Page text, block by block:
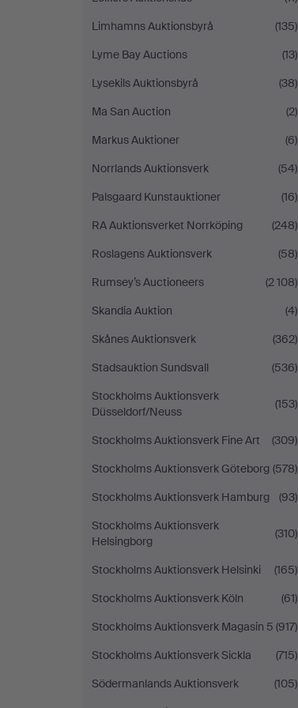
Limhamns Auktionsbyrå
(135)
Lyme Bay Auctions
(13)
Lysekils Auktionsbyrå
(38)
Ma San Auction
(2)
Markus Auktioner
(6)
Norrlands Auktionsverk
(54)
Palsgaard Kunstauktioner
(16)
RA Auktionsverket Norrköping
(248)
Roslagens Auktionsverk
(58)
Rumsey’s Auctioneers
(2 108)
Skandia Auktion
(4)
Skånes Auktionsverk
(362)
Stadsauktion Sundsvall
(536)
Stockholms Auktionsverk
Düsseldorf/Neuss
(153)
Stockholms Auktionsverk Fine Art
(309)
Stockholms Auktionsverk Göteborg (578)
Stockholms Auktionsverk Hamburg
(93)
Stockholms Auktionsverk
Helsingborg
(310)
Stockholms Auktionsverk Helsinki
(165)
Stockholms Auktionsverk Köln
(61)
Stockholms Auktionsverk Magasin 5 (917)
Stockholms Auktionsverk Sickla
(715)
Södermanlands Auktionsverk
(105)